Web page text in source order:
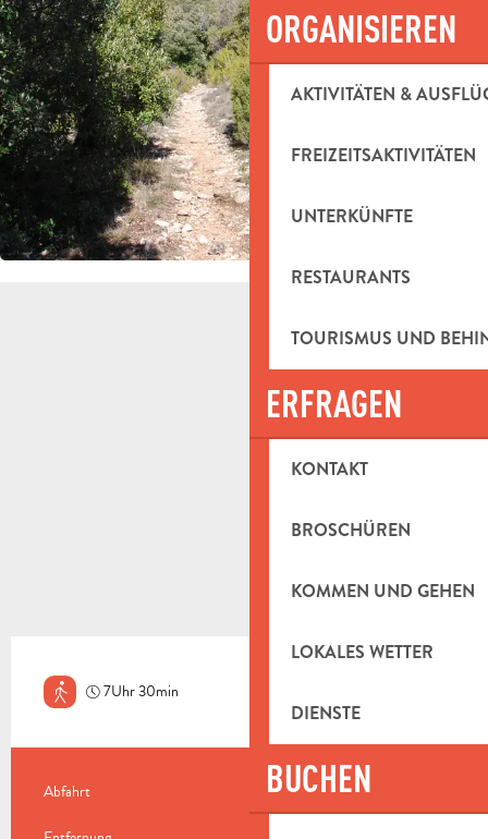
ORGANISIEREN
AKTIVITÄTEN &
FREIZEITSAKTIVITÄTEN
UNTERKÜNFTE
RESTAURANTS
TOURISMUS UND
ERFRAGEN
KONTAKT
BROSCHÜREN
KOMMEN UND GEHEN
LOKALES WETTER
DIENSTE
BUCHEN
7Uhr 30min Sehr schwierig
PRAKTISCHE INFORMATIONEN
Abfahrt Cuges-les-Pins